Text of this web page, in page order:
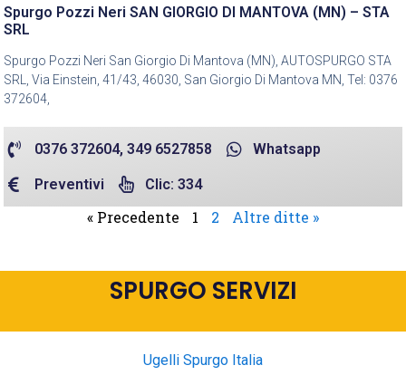
Spurgo Pozzi Neri SAN GIORGIO DI MANTOVA (MN) – STA
SRL
Spurgo Pozzi Neri San Giorgio Di Mantova (MN), AUTOSPURGO STA
SRL, Via Einstein, 41/43, 46030, San Giorgio Di Mantova MN, Tel: 0376
372604,
0376 372604, 349 6527858 Whatsapp
Preventivi Clic: 334
« Precedente 1 2 Altre ditte »
SPURGO SERVIZI
Ugelli Spurgo Italia